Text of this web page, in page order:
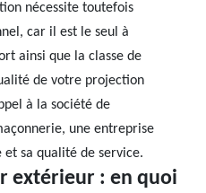
nécessite toutefois
car il est le seul à
ainsi que la classe de
de votre projection
à la société de
une entreprise
sa qualité de service.
extérieur : en quoi